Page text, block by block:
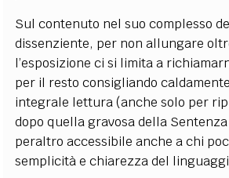
Sul contenuto nel suo complesso
dissenziente, per non allungare
l’esposizione ci si limita a
per il resto consigliando
integrale lettura (anche solo per
dopo quella gravosa della
peraltro accessibile anche a chi
semplicità e chiarezza del